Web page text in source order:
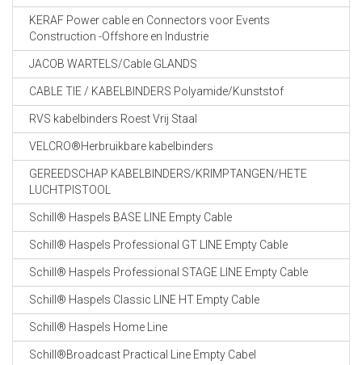
KERAF Power cable en Connectors voor Events
Construction -Offshore en Industrie
JACOB WARTELS/Cable GLANDS
CABLE TIE / KABELBINDERS Polyamide/Kunststof
RVS kabelbinders Roest Vrij Staal
VELCRO®Herbruikbare kabelbinders
GEREEDSCHAP KABELBINDERS/KRIMPTANGEN/HETE
LUCHTPISTOOL
Schill® Haspels BASE LINE Empty Cable
Schill® Haspels Professional GT LINE Empty Cable
Schill® Haspels Professional STAGE LINE Empty Cable
Schill® Haspels Classic LINE HT Empty Cable
Schill® Haspels Home Line
Schill®Broadcast Practical Line Empty Cabel